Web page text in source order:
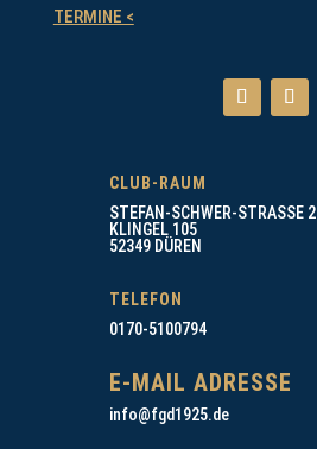
TERMINE <
CLUB-RAUM
STEFAN-SCHWER-STRASSE 2
KLINGEL 105
52349 DÜREN
TELEFON
0170-5100794
E-MAIL ADRESSE
info@fgd1925.de